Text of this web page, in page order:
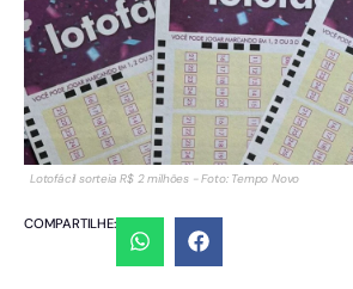
Lotofácil sorteia R$ 2 milhões - Foto: Tempo Novo
COMPARTILHE: